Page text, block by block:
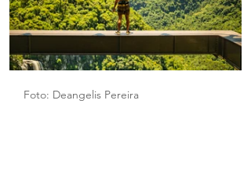
Foto: Deangelis Pereira